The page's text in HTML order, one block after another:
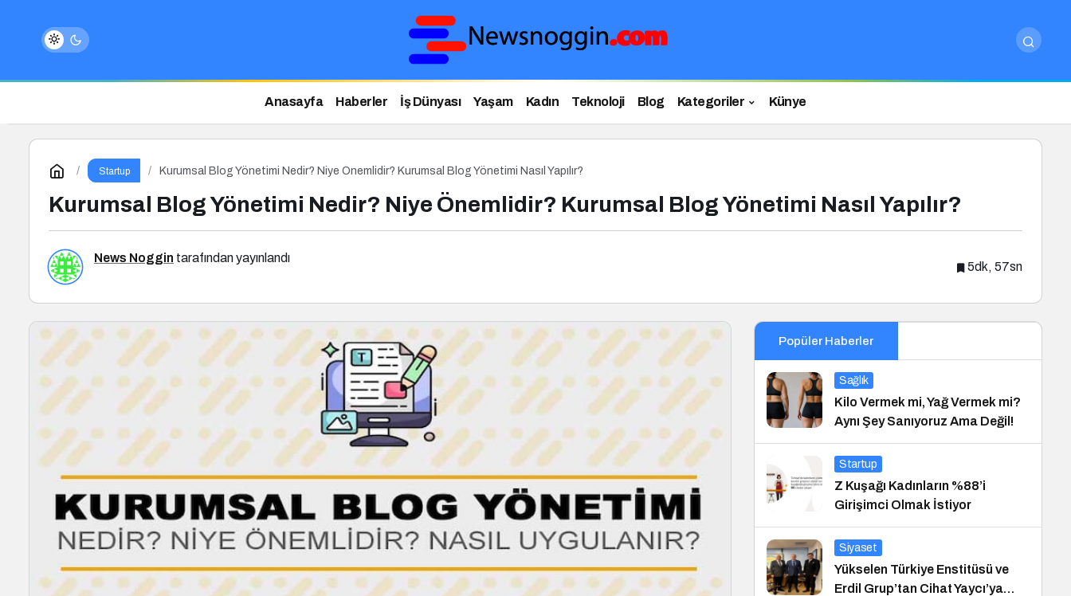
Anasayfa Haberler İş Dünyası Yaşam Kadın Teknoloji Blog Kategoriler Künye
Startup Kurumsal Blog Yönetimi Nedir? Niye Önemlidir? Kurumsal Blog Yönetimi Nasıl Yapılır?
Kurumsal Blog Yönetimi Nedir? Niye Önemlidir? Kurumsal Blog Yönetimi Nasıl Yapılır?
News Noggin tarafından yayınlandı
5dk, 57sn
Popüler Haberler
Sağlık
Kilo Vermek mi, Yağ Vermek mi?
Aynı Şey Sanıyoruz Ama Değil!
Startup
Z Kuşağı Kadınların %88’i
Girişimci Olmak İstiyor
Siyaset
Yükselen Türkiye Enstitüsü ve
Erdil Grup’tan Cihat Yaycı’ya